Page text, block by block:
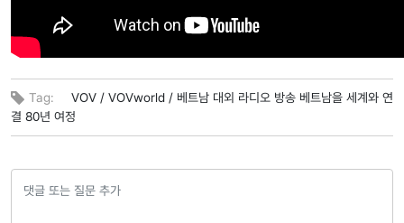
Tag: VOV / VOVworld / 베트남 대외 라디오 방송 베트남을 세계와 연
결 80년 여정